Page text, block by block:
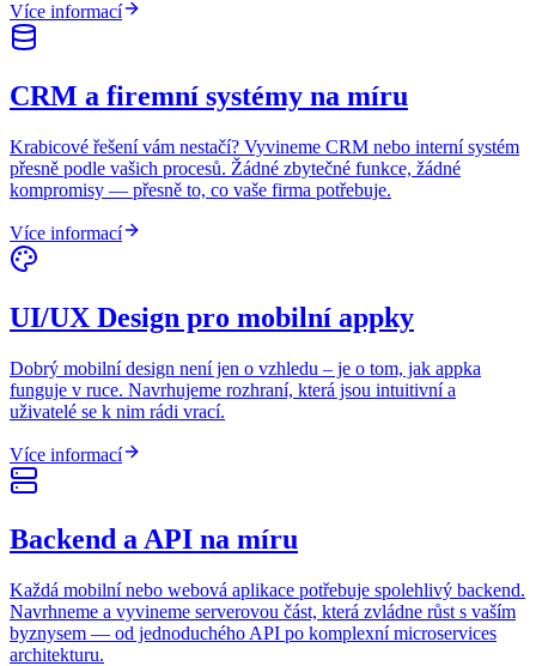
Více informací
CRM a firemní systémy na míru
Krabicové řešení vám nestačí? Vyvineme CRM nebo interní systém
přesně podle vašich procesů. Žádné zbytečné funkce, žádné
kompromisy — přesně to, co vaše firma potřebuje.
Více informací
UI/UX Design pro mobilní appky
Dobrý mobilní design není jen o vzhledu – je o tom, jak appka
funguje v ruce. Navrhujeme rozhraní, která jsou intuitivní a
uživatelé se k nim rádi vrací.
Více informací
Backend a API na míru
Každá mobilní nebo webová aplikace potřebuje spolehlivý backend.
Navrhneme a vyvineme serverovou část, která zvládne růst s vaším
byznysem — od jednoduchého API po komplexní microservices
architekturu.